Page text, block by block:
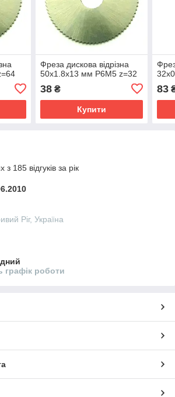
Фреза дискова відрізна
50х1.8x13 мм Р6М5 z=32
38₴
Купити
83
185 відгуків за рік
Ріг, Україна
графік роботи